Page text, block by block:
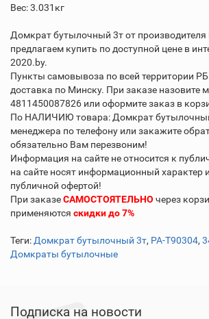
Вес: 3.031кг
Домкрат бутылочный 3т от производителя
предлагаем купить по доступной цене в
2020.by.
Пункты самовывоза по всей территории
доставка по Минску. При заказе назовите
4811450087826 или оформите заказ в
По НАЛИЧИЮ товара: Домкрат бутылочный
менеджера по телефону или закажите
обязательно Вам перезвоним!
Информация на сайте не относится к
на сайте носят информационный характер
публичной офертой!
При заказеСАМОСТОЯТЕЛЬНО через
применяются скидки до 7%
Теги: Домкрат бутылочный 3т, PA-T90304,
Домкраты бутылочные
Подписка на новости